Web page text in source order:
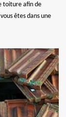
toiture afin de
êtes dans une